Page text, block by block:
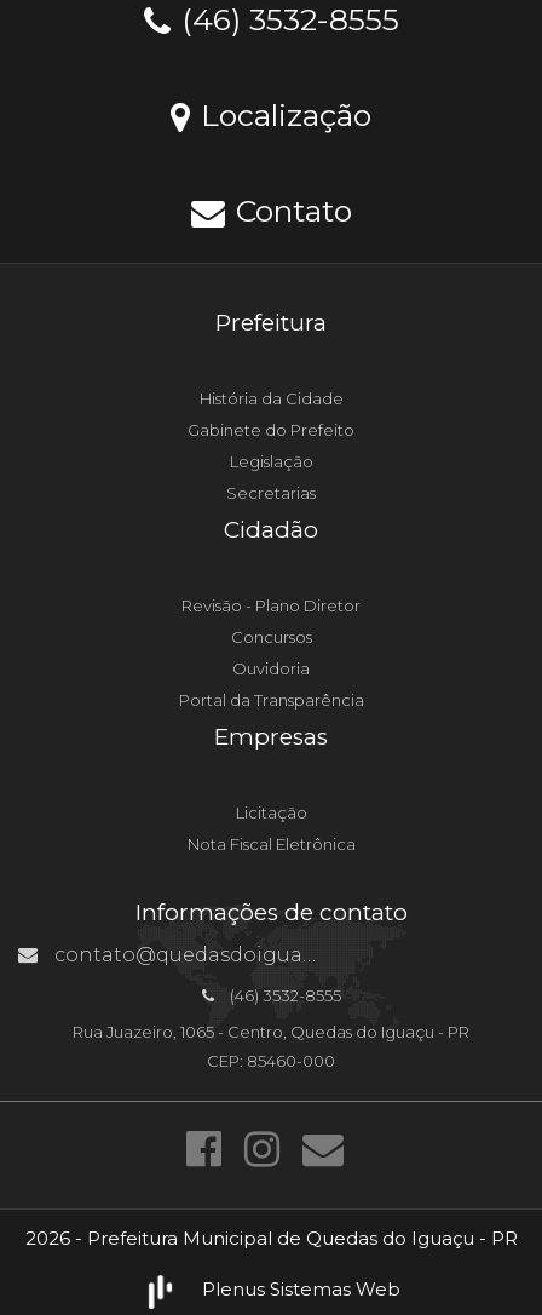
(46) 3532-8555
Localização
Contato
Prefeitura
História da Cidade
Gabinete do Prefeito
Legislação
Secretarias
Cidadão
Revisão - Plano Diretor
Concursos
Ouvidoria
Portal da Transparência
Empresas
Licitação
Nota Fiscal Eletrônica
Informações de contato
contato@quedasdoiguacu.pr.gov.br
(46) 3532-8555
Rua Juazeiro, 1065 - Centro, Quedas do Iguaçu - PR
CEP: 85460-000
2026 - Prefeitura Municipal de Quedas do Iguaçu - PR
Plenus Sistemas Web